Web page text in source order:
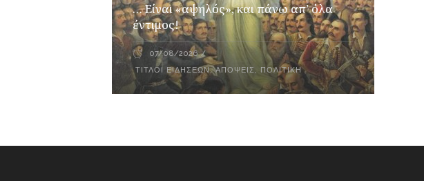
… Είναι «αψηλός», και πάνω απ’ όλα
έντιμος!
07/08/2026
ΤΊΤΛΟΙ ΕΙΔΉΣΕΩΝ,ΑΠΌΨΕΙΣ, ΠΟΛΙΤΙΚΉ